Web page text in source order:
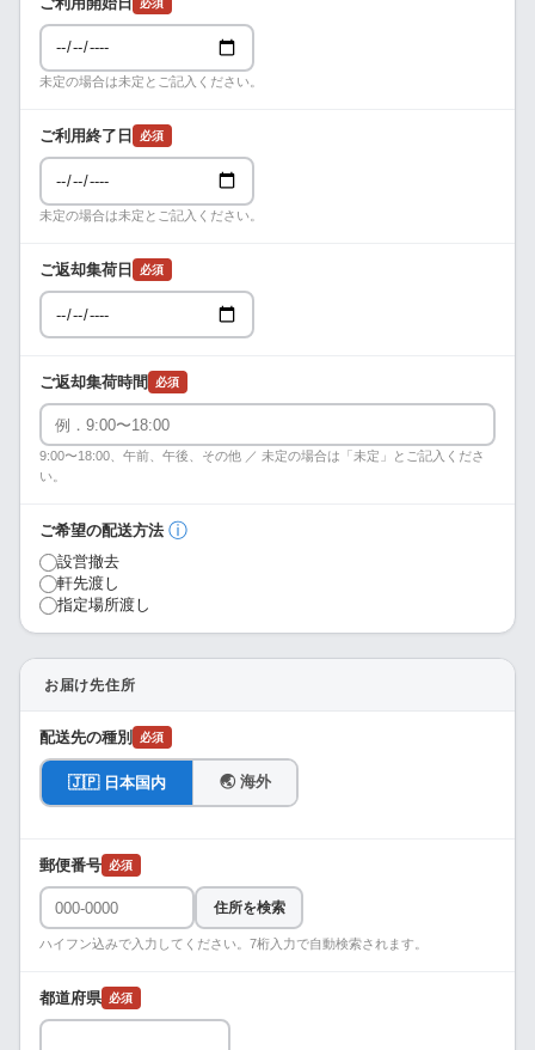
未定の場合は未定とご記入ください。
ご利用終了日 必須
未定の場合は未定とご記入ください。
ご返却集荷日 必須
ご返却集荷時間 必須
9:00〜18:00、午前、午後、その他 ／ 未定の場合は「未定」とご記入くださ
い。
ご希望の配送方法 ⓘ
設営撤去
軒先渡し
指定場所渡し
お届け先住所
配送先の種別 必須
🇯🇵 日本国内 🌏 海外
郵便番号 必須
住所を検索
ハイフン込みで入力してください。7桁入力で自動検索されます。
都道府県 必須